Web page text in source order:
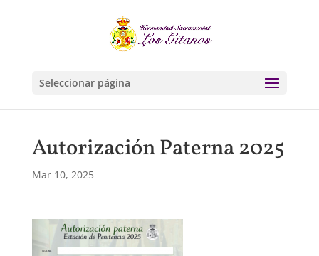
Seleccionar página
Autorización Paterna 2025
Mar 10, 2025